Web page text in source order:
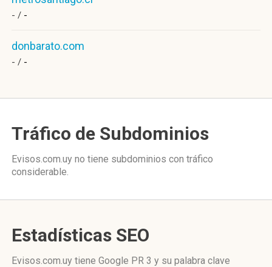
- / -
donbarato.com
- / -
Tráfico de Subdominios
Evisos.com.uy no tiene subdominios con tráfico
considerable.
Estadísticas SEO
Evisos.com.uy tiene Google PR 3 y su palabra clave